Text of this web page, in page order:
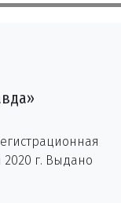
2020 г. Выдано